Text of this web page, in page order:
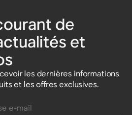
de
et
les dernières informations
et les offres exclusives.